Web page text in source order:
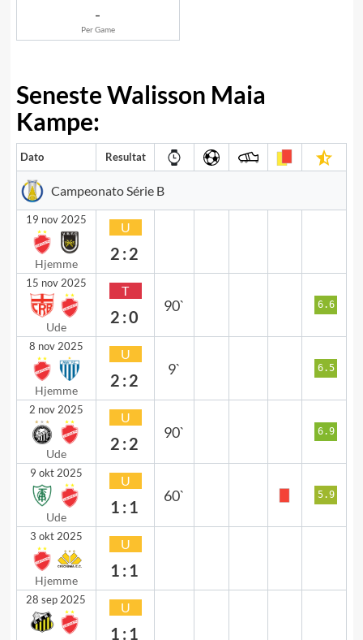
-
Per Game
Seneste Walisson Maia
Kampe:
Dato Resultat
Campeonato Série B
19 nov 2025
Hjemme
U
2:2
15 nov 2025
Ude
T
2:0
90` 6.6
8 nov 2025
Hjemme
U
2:2
9` 6.5
2 nov 2025
Ude
U
2:2
90` 6.9
9 okt 2025
Ude
U
1:1
60` 5.9
3 okt 2025
Hjemme
U
1:1
28 sep 2025 U
1:1